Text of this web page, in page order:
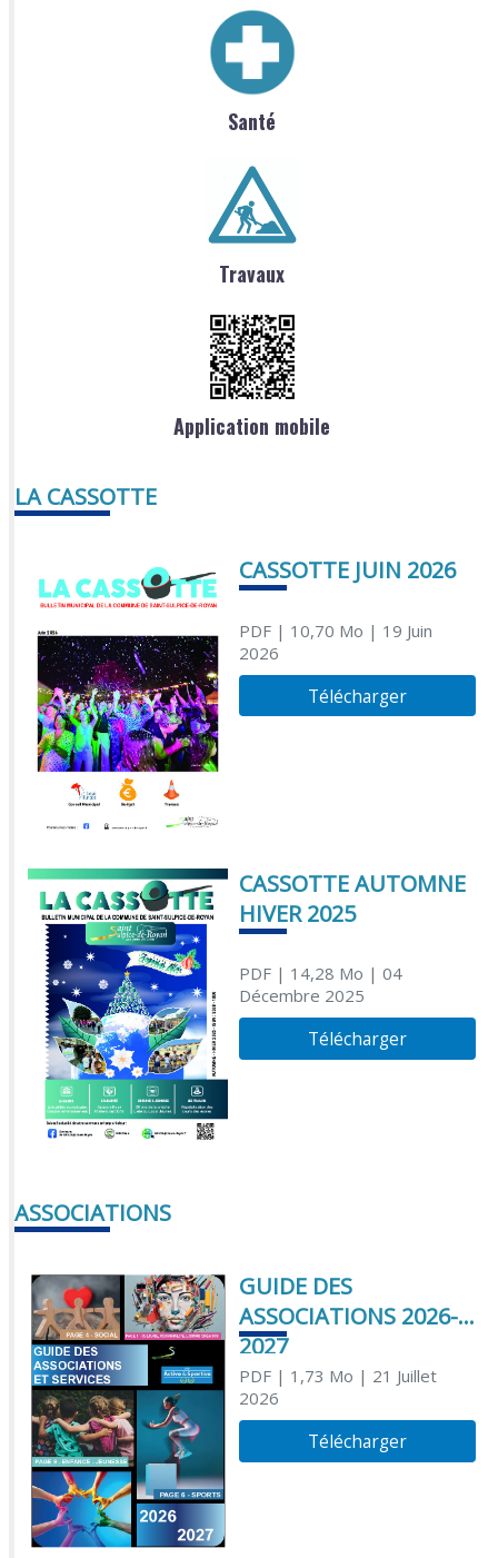
Santé
Travaux
Application mobile
LA CASSOTTE
CASSOTTE JUIN 2026
PDF| 10,70 Mo | 19 Juin
2026
Télécharger
CASSOTTE AUTOMNE
HIVER 2025
PDF| 14,28 Mo | 04
Décembre 2025
Télécharger
ASSOCIATIONS
GUIDE DES
ASSOCIATIONS 2026-
2027
PDF| 1,73 Mo | 21 Juillet
2026
Télécharger